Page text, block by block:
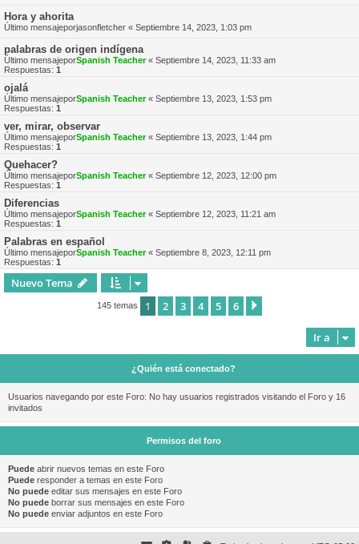
Hora y ahorita
Último mensajeporjasonfletcher « Septiembre 14, 2023, 1:03 pm
palabras de origen indígena
Último mensajeporSpanish Teacher« Septiembre 14, 2023, 11:33 am
Respuestas: 1
ojalá
Último mensajeporSpanish Teacher« Septiembre 13, 2023, 1:53 pm
Respuestas: 1
ver, mirar, observar
Último mensajeporSpanish Teacher« Septiembre 13, 2023, 1:44 pm
Respuestas: 1
Quehacer?
Último mensajeporSpanish Teacher« Septiembre 12, 2023, 12:00 pm
Respuestas: 1
Diferencias
Último mensajeporSpanish Teacher« Septiembre 12, 2023, 11:21 am
Respuestas: 1
Palabras en español
Último mensajeporSpanish Teacher« Septiembre 8, 2023, 12:11 pm
Respuestas: 1
Nuevo Tema
145 temas 1 2 3 4 5 6
Ir a
¿Quién está conectado?
Usuarios navegando por este Foro: No hay usuarios registrados visitando el Foro y 16
invitados
Permisos del foro
Puede abrir nuevos temas en este Foro
Puede responder a temas en este Foro
No puede editar sus mensajes en este Foro
No puede borrar sus mensajes en este Foro
No puede enviar adjuntos en este Foro